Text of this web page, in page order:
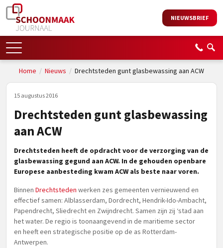
NIEUWSBRIEF
Home / Nieuws / Drechtsteden gunt glasbewassing aan ACW
15 augustus 2016
Drechtsteden gunt glasbewassing
aan ACW
Drechtsteden heeft de opdracht voor de verzorging van de
glasbewassing gegund aan ACW. In de gehouden openbare
Europese aanbesteding kwam ACW als beste naar voren.
Binnen Drechtsteden werken zes gemeenten vernieuwend en
effectief samen: Alblasserdam, Dordrecht, Hendrik-Ido-Ambacht,
Papendrecht, Sliedrecht en Zwijndrecht. Samen zijn zij ‘stad aan
het water. De regio is toonaangevend in de maritieme sector
en heeft een strategische positie op de as Rotterdam-
Antwerpen.